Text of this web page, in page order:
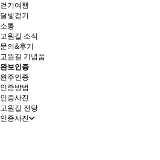
걷기여행
달빛걷기
소통
고원길 소식
문의&후기
고원길 기념품
완보인증
완주인증
인증방법
인증사진
고원길 전당
인증사진